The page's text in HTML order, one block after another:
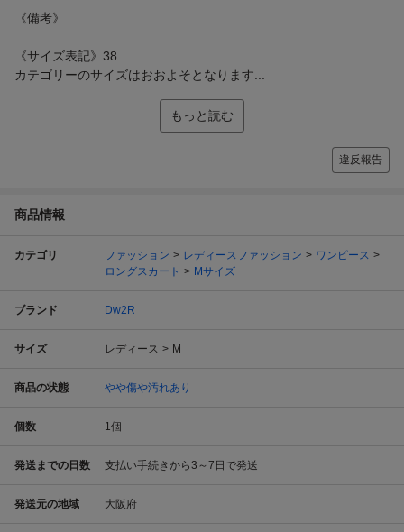
《備考》
《サイズ表記》38
カテゴリーのサイズはおおよそとなります...
もっと読む
違反報告
商品情報
カテゴリ ファッション レディースファッション
ワンピース
ロングスカート
Mサイズ
ブランド Dw2R
サイズ レディース M
商品の状態 やや傷や汚れあり
個数 1個
発送までの日数 支払い手続きから3～7日で発送
発送元の地域 大阪府